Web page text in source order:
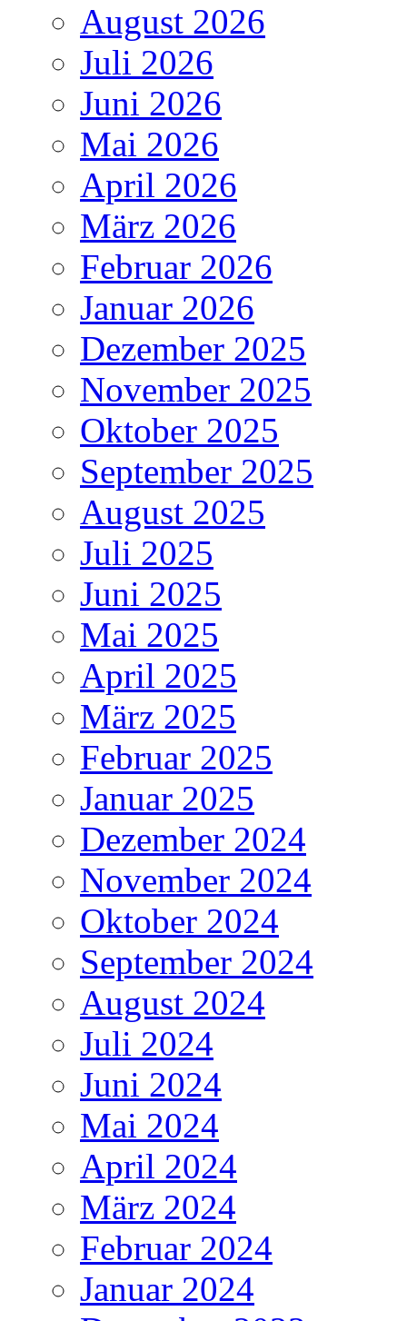
August 2026
Juli 2026
Juni 2026
Mai 2026
April 2026
März 2026
Februar 2026
Januar 2026
Dezember 2025
November 2025
Oktober 2025
September 2025
August 2025
Juli 2025
Juni 2025
Mai 2025
April 2025
März 2025
Februar 2025
Januar 2025
Dezember 2024
November 2024
Oktober 2024
September 2024
August 2024
Juli 2024
Juni 2024
Mai 2024
April 2024
März 2024
Februar 2024
Januar 2024